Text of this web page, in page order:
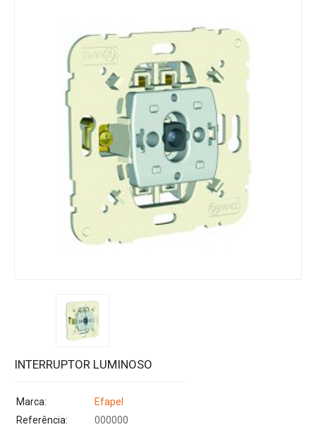
INTERRUPTOR LUMINOSO
Marca:
Efapel
Referência:
000000